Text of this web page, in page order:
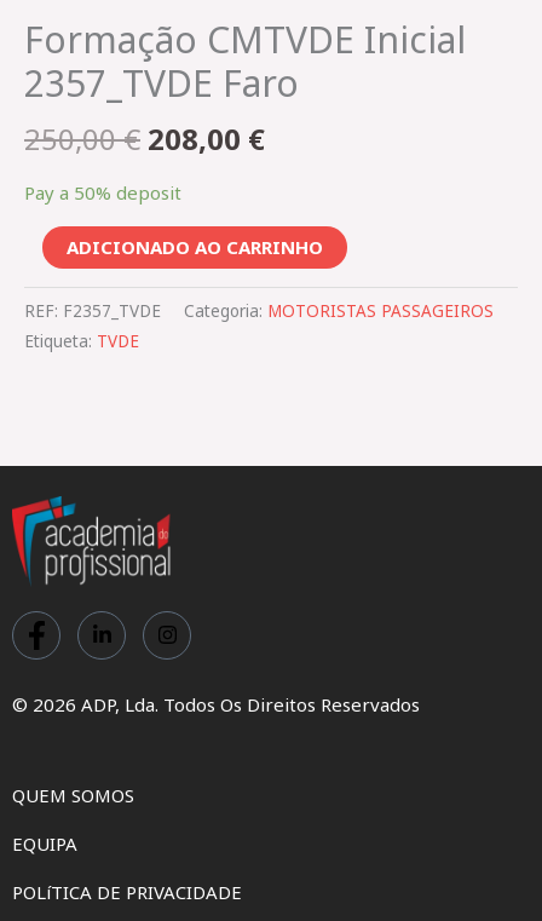
Formação CMTVDE Inicial
2357_TVDE Faro
250,00€ 208,00 €
Pay a 50% deposit
ADICIONADO AO CARRINHO
REF: F2357_TVDE Categoria: MOTORISTAS PASSAGEIROS
Etiqueta: TVDE
© 2026 ADP, Lda. Todos Os Direitos Reservados
QUEM SOMOS
EQUIPA
POLíTICA DE PRIVACIDADE